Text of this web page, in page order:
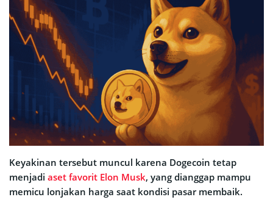
Keyakinan tersebut muncul karena Dogecoin tetap
menjadi aset favorit Elon Musk, yang dianggap mampu
memicu lonjakan harga saat kondisi pasar membaik.